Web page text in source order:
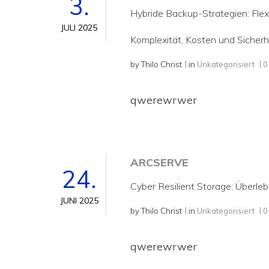
3.
JULI 2025
Hybride Backup-Strategien:
Komplexität, Kosten und
byThilo Christ in Unkategorisiert
qwerewrwer
24.
JUNI 2025
ARCSERVE
Cyber Resilient Storage:
byThilo Christ in Unkategorisiert
qwerewrwer